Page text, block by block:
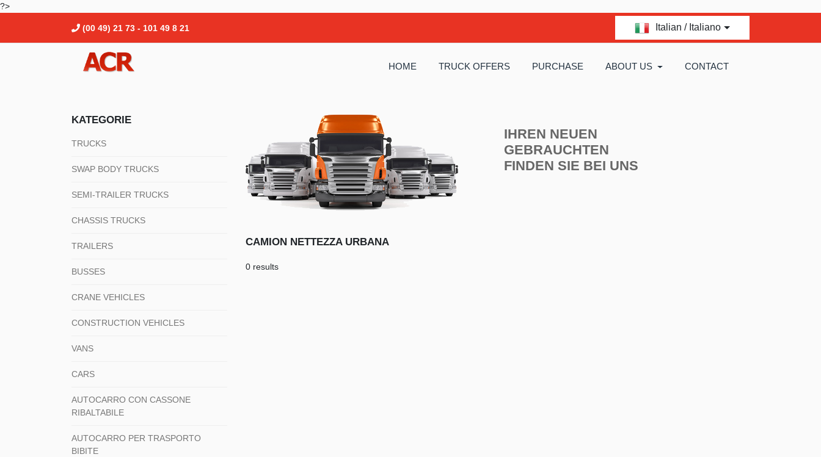
?>
(00 49) 21 73 - 101 49 8 21 Italian / Italiano
HOME TRUCK OFFERS PURCHASE ABOUT US CONTACT
KATEGORIE
TRUCKS
SWAP BODY TRUCKS
SEMI-TRAILER TRUCKS
CHASSIS TRUCKS
TRAILERS
BUSSES
CRANE VEHICLES
CONSTRUCTION VEHICLES
VANS
CARS
AUTOCARRO CON CASSONE
RIBALTABILE
AUTOCARRO PER TRASPORTO
BIBITE
IHREN NEUEN
GEBRAUCHTEN
FINDEN SIE BEI UNS
CAMION NETTEZZA URBANA
0 results